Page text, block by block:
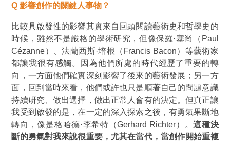
Q影響創作的關鍵人事物？
比較具啟發性的影響其實來自回頭閱讀藝術史和哲學史的
時候，雖然不是嚴格的學術研究，但像保羅·塞尚（Paul
Cézanne）、法蘭西斯·培根（Francis Bacon）等藝術家
都讓我很有感觸。因為他們所處的時代經歷了重要的轉
向，一方面他們確實深刻影響了後來的藝術發展；另一方
面，回到當時來看，他們或許也只是順著自己的問題意識
持續研究、做出選擇，做出正常人會有的決定。但真正讓
我受到啟發的是，在一定的深入探索之後，有勇氣果斷地
轉向，像是格哈德·李希特 （Gerhard Richter）。這種決
斷的勇氣對我來說很重要，尤其在當代，當創作開始重複